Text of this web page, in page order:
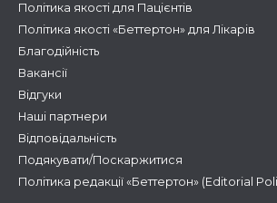
Політика якості для Пацієнтів
Політика якості «Беттертон» для Лікарів
Благодійність
Вакансії
Відгуки
Наші партнери
Відповідальність
Подякувати/Поскаржитися
Політика редакції «Беттертон» (Editorial